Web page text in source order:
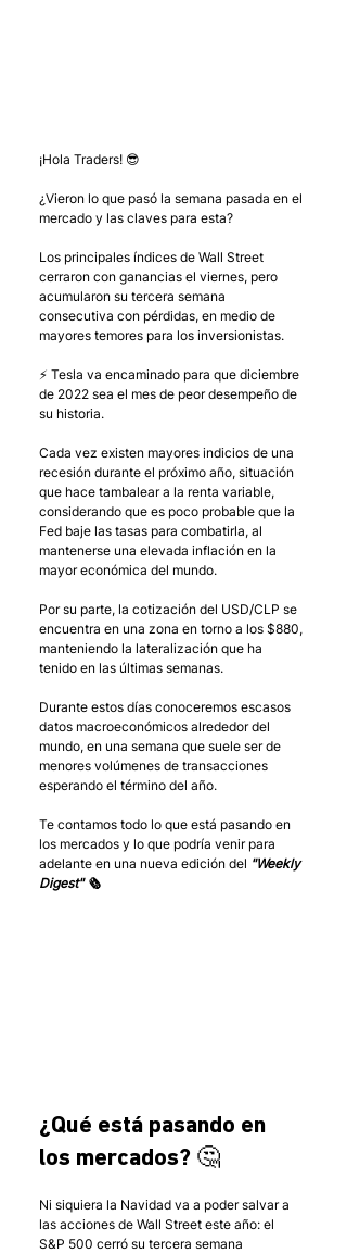
¡Hola Traders! 😎
¿Vieron lo que pasó la semana pasada en el
mercado y las claves para esta?
Los principales índices de Wall Street
cerraron con ganancias el viernes, pero
acumularon su tercera semana
consecutiva con pérdidas, en medio de
mayores temores para los inversionistas.
⚡️ Tesla va encaminado para que diciembre
de 2022 sea el mes de peor desempeño de
su historia.
Cada vez existen mayores indicios de una
recesión durante el próximo año, situación
que hace tambalear a la renta variable,
considerando que es poco probable que la
Fed baje las tasas para combatirla, al
mantenerse una elevada inflación en la
mayor económica del mundo.
Por su parte, la cotización del USD/CLP se
encuentra en una zona en torno a los $880,
manteniendo la lateralización que ha
tenido en las últimas semanas.
Durante estos días conoceremos escasos
datos macroeconómicos alrededor del
mundo, en una semana que suele ser de
menores volúmenes de transacciones
esperando el término del año.
Te contamos todo lo que está pasando en
los mercados y lo que podría venir para
adelante en una nueva edición del "Weekly
Digest" 🗞
¿Qué está pasando en
los mercados? 🤔
Ni siquiera la Navidad va a poder salvar a
las acciones de Wall Street este año: el
S&P 500 cerró su tercera semana